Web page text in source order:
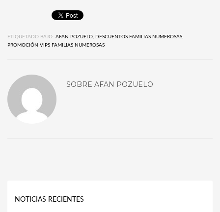
ETIQUETADO BAJO: AFAN POZUELO DESCUENTOS FAMILIAS NUMEROSAS
PROMOCIÓN VIPS FAMILIAS NUMEROSAS
SOBRE AFAN POZUELO
NOTICIAS RECIENTES